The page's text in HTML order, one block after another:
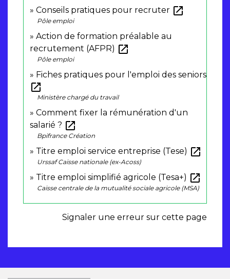
Conseils pratiques pour recruter open_in_new
Pôle emploi
Action de formation préalable au
recrutement (AFPR) open_in_new
Pôle emploi
Fiches pratiques pour l'emploi des seniors
open_in_new
Ministère chargé du travail
Comment fixer la rémunération d'un
salarié ? open_in_new
Bpifrance Création
Titre emploi service entreprise (Tese) open_in_new
Urssaf Caisse nationale (ex-Acoss)
Titre emploi simplifié agricole (Tesa+) open_in_new
Caisse centrale de la mutualité sociale agricole (MSA)
Signaler une erreur sur cette page